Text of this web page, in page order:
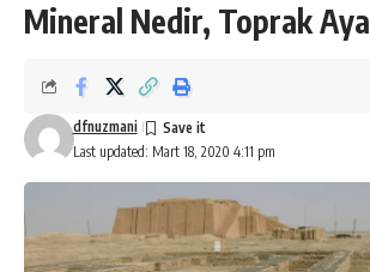
Mineral Nedir, Toprak
Last updated: Mart 18, 2020 4:11 pm
dfnuzmani